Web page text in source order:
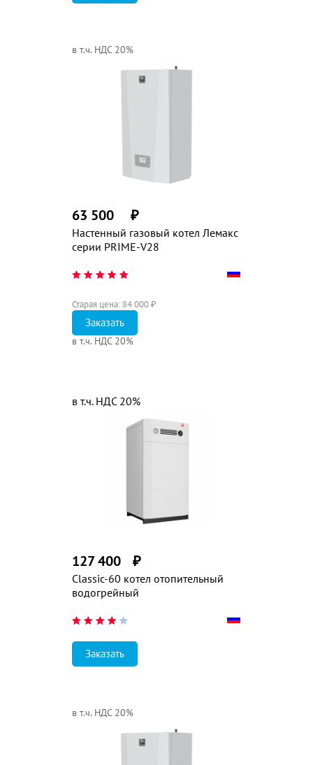
Настенный газовый котел Лемакс
серии PRIME-V28
63 500 ₽
в т.ч. НДС 20%
Старая цена: 84 000₽
в т.ч. НДС 20%
Заказать
Classic-60 котел отопительный
водогрейный
127 400 ₽
в т.ч. НДС 20%
Заказать
в т.ч. НДС 20%